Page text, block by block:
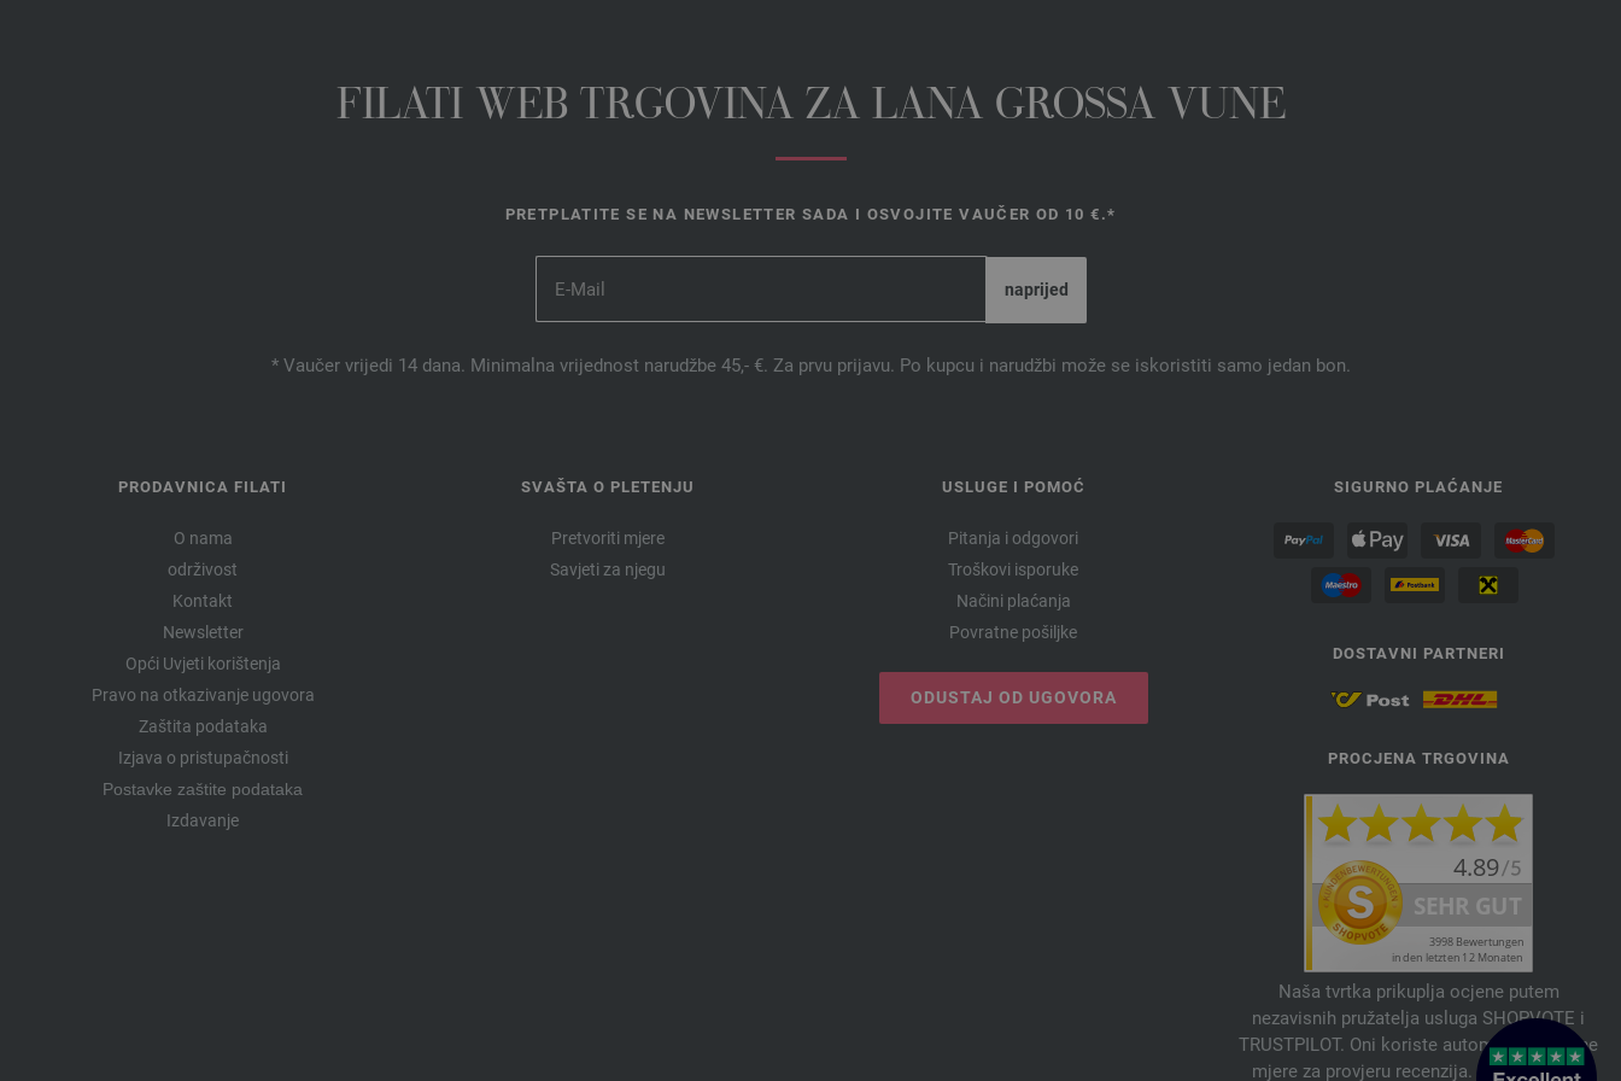
FILATI WEB TRGOVINA ZA LANA GROSSA VUNE
PRETPLATITE SE NA NEWSLETTER SADA I OSVOJITE VAUČER OD 10 €.*
* Vaučer vrijedi 14 dana. Minimalna vrijednost narudžbe 45,- €. Za prvu prijavu. Po kupcu i narudžbi može se iskoristiti samo jedan bon.
PRODAVNICA FILATI
O nama
održivost
Kontakt
Newsletter
Opći Uvjeti korištenja
Pravo na otkazivanje ugovora
Zaštita podataka
Izjava o pristupačnosti
Postavke zaštite podataka
Izdavanje
SVAŠTA O PLETENJU
Pretvoriti mjere
Savjeti za njegu
USLUGE I POMOĆ
Pitanja i odgovori
Troškovi isporuke
Načini plaćanja
Povratne pošiljke
ODUSTAJ OD UGOVORA
SIGURNO PLAĆANJE
DOSTAVNI PARTNERI
PROCJENA TRGOVINA
Naša tvrtka prikuplja ocjene putem
nezavisnih pružatelja usluga SHOPVOTE i
TRUSTPILOT. Oni koriste automatske i ručne
mjere za provjeru recenzija. Informacije o